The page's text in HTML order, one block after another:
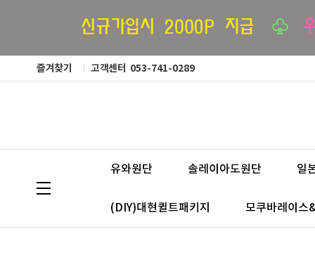
즐겨찾기 고객센터 053-741-0289
유와원단 솔레이아도원단 일
(DIY)대현퀼트패키지 모쿠바레이스